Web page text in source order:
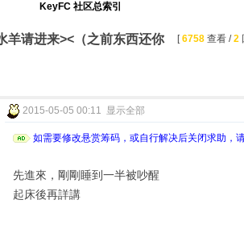
KeyFC 社区总索引
羊请进来><（之前东西还你 [6758 查看 /2
2015-05-05 00:11 显示全部
如需要修改悬赏筹码，或自行解决后关闭求助，
先進來，剛剛睡到一半被吵醒
起床後再詳講